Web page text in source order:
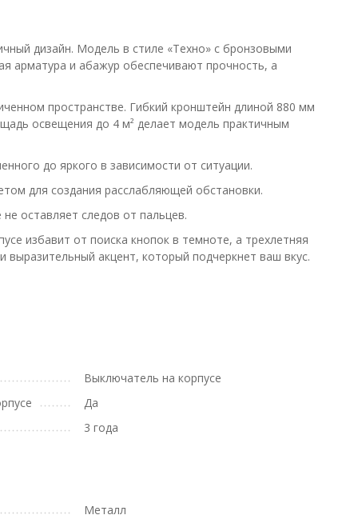
дизайн. Модель в стиле «Техно» с бронзовыми
арматура и абажур обеспечивают прочность, а
пространстве. Гибкий кронштейн длиной 880 мм
освещения до 4 м² делает модель практичным
до яркого в зависимости от ситуации.
для создания расслабляющей обстановки.
оставляет следов от пальцев.
избавит от поиска кнопок в темноте, а трехлетняя
акцент, который подчеркнет ваш вкус.
Выключатель на корпусе
Да
3 года
Металл